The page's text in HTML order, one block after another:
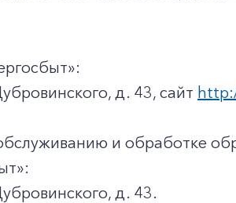
клиентам
д. 43, сайт
и обработке
д. 43.